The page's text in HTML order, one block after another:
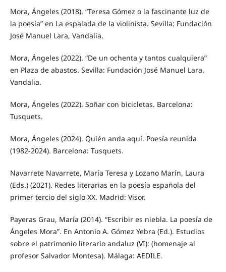
Mora, Ángeles (2018). “Teresa Gómez o la fascinante luz de
la poesía” en La espalada de la violinista. Sevilla: Fundación
José Manuel Lara, Vandalia.
Mora, Ángeles (2022). “De un ochenta y tantos cualquiera”
en Plaza de abastos. Sevilla: Fundación José Manuel Lara,
Vandalia.
Mora, Ángeles (2022). Soñar con bicicletas. Barcelona:
Tusquets.
Mora, Ángeles (2024). Quién anda aquí. Poesía reunida
(1982-2024). Barcelona: Tusquets.
Navarrete Navarrete, María Teresa y Lozano Marín, Laura
(Eds.) (2021). Redes literarias en la poesía española del
primer tercio del siglo XX. Madrid: Visor.
Payeras Grau, María (2014). “Escribir es niebla. La poesía de
Ángeles Mora”. En Antonio A. Gómez Yebra (Ed.). Estudios
sobre el patrimonio literario andaluz (VI): (homenaje al
profesor Salvador Montesa). Málaga: AEDILE.